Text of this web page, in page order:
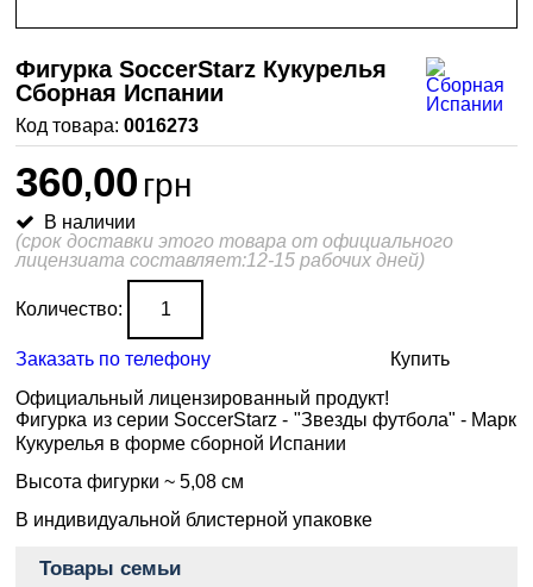
Фигурка SoccerStarz Кукурелья
Сборная Испании
0016273
360,00 грн
В наличии
(срок доставки этого товара от официального
лицензиата составляет:12-15 рабочих дней)
Количество:
Заказать по телефону
Купить
Официальный лицензированный продукт!
Фигурка из серии SoccerStarz - "Звезды футбола" - Марк
Кукурелья в форме сборной Испании
Высота фигурки ~ 5,08 см
В индивидуальной блистерной упаковке
Товары семьи